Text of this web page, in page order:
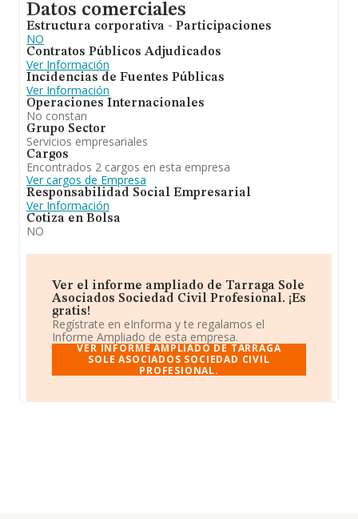
Datos comerciales
Estructura corporativa - Participaciones
NO
Contratos Públicos Adjudicados
Ver Información
Incidencias de Fuentes Públicas
Ver Información
Operaciones Internacionales
No constan
Grupo Sector
Servicios empresariales
Cargos
Encontrados 2 cargos en esta empresa
Ver cargos de Empresa
Responsabilidad Social Empresarial
Ver Información
Cotiza en Bolsa
NO
Ver el informe ampliado de Tarraga Sole
Asociados Sociedad Civil Profesional. ¡Es
gratis!
Regístrate en eInforma y te regalamos el
Informe Ampliado de esta empresa.
VER INFORME AMPLIADO DE TARRAGA
SOLE ASOCIADOS SOCIEDAD CIVIL
PROFESIONAL.